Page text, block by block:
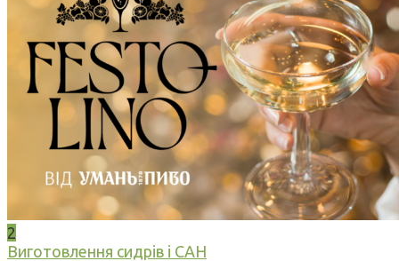
2
Виготовлення сидрів і САН